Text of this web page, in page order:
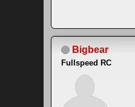
Bigbear
Fullspeed RC